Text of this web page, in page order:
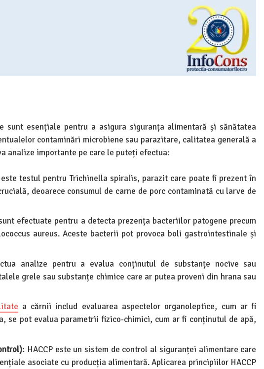
sunt esențiale pentru a asigura siguranța alimentară și sănătatea
contaminări microbiene sau parazitare, calitatea generală a
analize importante pe care le puteți efectua:
testul pentru Trichinella spiralis, parazit care poate fi prezent în
deoarece consumul de carne de porc contaminată cu larve de
efectuate pentru a detecta prezența bacteriilor patogene precum
aureus. Aceste bacterii pot provoca boli gastrointestinale și
analize pentru a evalua conținutul de substanțe nocive sau
grele sau substanțe chimice care ar putea proveni din hrana sau
a cărnii includ evaluarea aspectelor organoleptice, cum ar fi
se pot evalua parametrii fizico-chimici, cum ar fi conținutul de apă,
HACCP este un sistem de control al siguranței alimentare care
asociate cu producția alimentară. Aplicarea principiilor HACCP